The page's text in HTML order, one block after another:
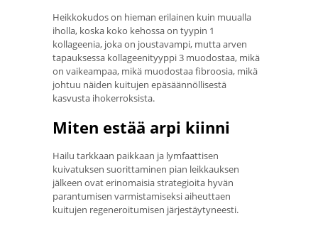
Heikkokudos on hieman erilainen kuin muualla
iholla, koska koko kehossa on tyypin 1
kollageenia, joka on joustavampi, mutta arven
tapauksessa kollageenityyppi 3 muodostaa, mikä
on vaikeampaa, mikä muodostaa fibroosia, mikä
johtuu näiden kuitujen epäsäännöllisestä
kasvusta ihokerroksista.
Miten estää arpi kiinni
Hailu tarkkaan paikkaan ja lymfaattisen
kuivatuksen suorittaminen pian leikkauksen
jälkeen ovat erinomaisia ​​strategioita hyvän
parantumisen varmistamiseksi aiheuttaen
kuitujen regeneroitumisen järjestäytyneesti.